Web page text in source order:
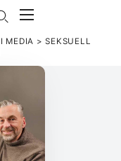
I MEDIA >SEK­SUELL